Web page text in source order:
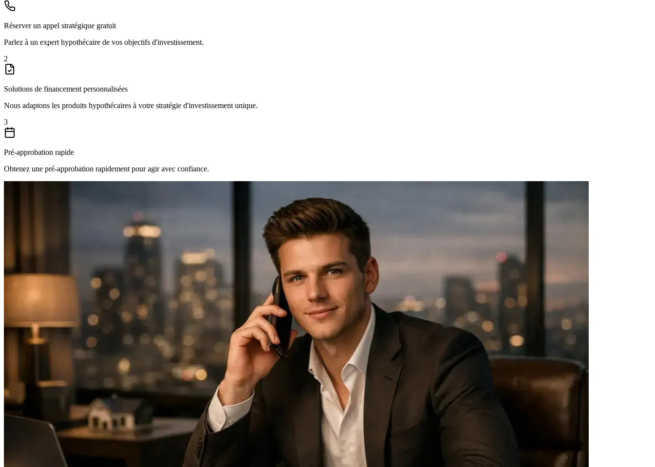
Réserver un appel stratégique gratuit
Parlez à un expert hypothécaire de vos objectifs d'investissement.
2
Solutions de financement personnalisées
Nous adaptons les produits hypothécaires à votre stratégie d'investissement unique.
3
Pré-approbation rapide
Obtenez une pré-approbation rapidement pour agir avec confiance.